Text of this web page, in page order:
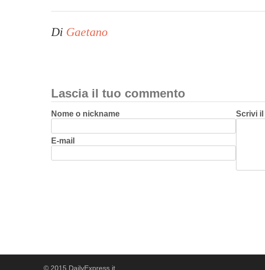
Di Gaetano
Lascia il tuo commento
Nome o nickname
E-mail
Scrivi
© 2015 DailyExpress.it